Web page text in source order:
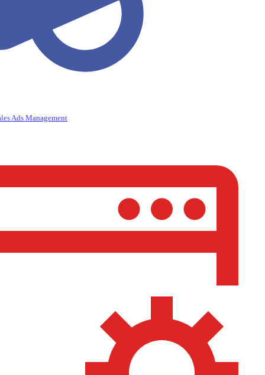
Ads Management